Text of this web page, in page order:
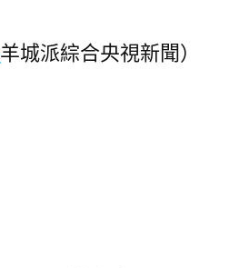
羊城派綜合央視新聞）